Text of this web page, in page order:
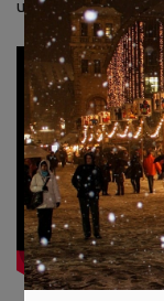
une ride !